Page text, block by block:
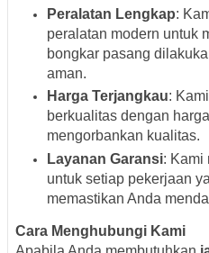
Peralatan Lengkap:
peralatan modern untuk
bongkar pasang
aman.
Harga Terjangkau:
berkualitas dengan
mengorbankan kualitas.
Layanan Garansi: Kami
untuk setiap pekerjaan
memastikan Anda
Cara Menghubungi Kami